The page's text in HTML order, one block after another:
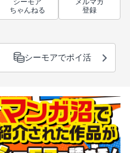
ちゃんねる
登録
シーモアでポイ活